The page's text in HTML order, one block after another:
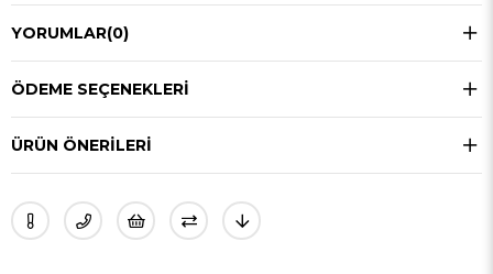
YORUMLAR(0)
ÖDEME SEÇENEKLERI
ÜRÜN ÖNERILERI